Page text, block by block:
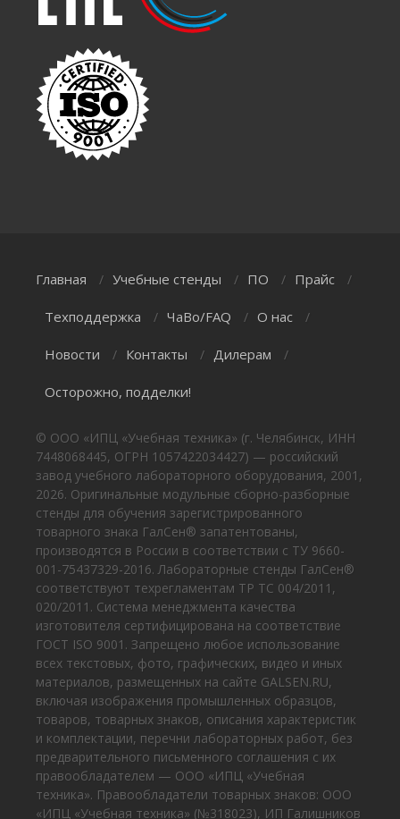
Главная / Учебные стенды / ПО / Прайс /
Техподдержка / ЧаВо/FAQ / О нас /
Новости / Контакты / Дилерам /
Осторожно, подделки!
© ООО «ИПЦ «Учебная техника» (г. Челябинск, ИНН
7448068445, ОГРН 1057422034427) — российский
завод учебного лабораторного оборудования, 2001,
2026. Оригинальные модульные сборно-разборные
стенды для обучения зарегистрированного
товарного знака ГалСен® запатентованы,
производятся в России в соответствии с ТУ 9660-
001-75437329-2016. Лабораторные стенды ГалСен®
соответствуют техрегламентам ТР ТС 004/2011,
020/2011. Система менеджмента качества
изготовителя сертифицирована на соответствие
ГОСТ ISO 9001. Запрещено любое использование
всех текстовых, фото, графических, видео и иных
материалов, размещенных на сайте GALSEN.RU,
включая изображения промышленных образцов,
товаров, товарных знаков, описания характеристик
и комплектации, перечни лабораторных работ, без
предварительного письменного соглашения с их
правообладателем — ООО «ИПЦ «Учебная
техника». Правообладатели товарных знаков: ООО
«ИПЦ «Учебная техника» (№318023), ИП Галишников